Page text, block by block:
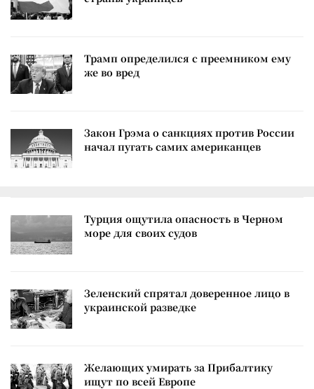
Трамп определился с преемником ему
же во вред
Закон Грэма о санкциях против России
начал пугать самих американцев
Турция ощутила опасность в Черном
море для своих судов
Зеленский спрятал доверенное лицо в
украинской разведке
Желающих умирать за Прибалтику
ищут по всей Европе